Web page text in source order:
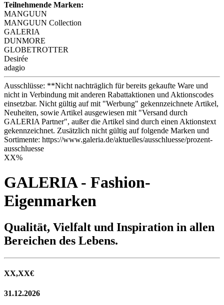
Teilnehmende Marken:
MANGUUN
MANGUUN Collection
GALERIA
DUNMORE
GLOBETROTTER
Desirée
adagio
Ausschlüsse: **Nicht nachträglich für bereits gekaufte Ware und
nicht in Verbindung mit anderen Rabattaktionen und Aktionscodes
einsetzbar. Nicht gültig auf mit "Werbung" gekennzeichnete Artikel,
Neuheiten, sowie Artikel ausgewiesen mit "Versand durch
GALERIA Partner", außer die Artikel sind durch einen Aktionstext
gekennzeichnet. Zusätzlich nicht gültig auf folgende Marken und
Sortimente: https://www.galeria.de/aktuelles/ausschluesse/prozent-
ausschluesse
XX%
GALERIA - Fashion-
Eigenmarken
Qualität, Vielfalt und Inspiration in allen
Bereichen des Lebens.
XX,XX€
31.12.2026